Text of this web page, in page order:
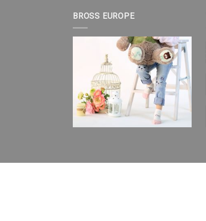
BROSS EUROPE